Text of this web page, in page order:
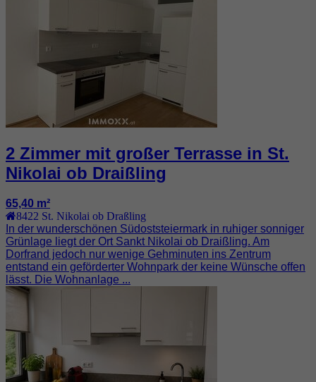
2 Zimmer mit großer Terrasse in St.
Nikolai ob Draißling
65,40 m²
8422 St. Nikolai ob Draßling
In der wunderschönen Südoststeiermark in ruhiger sonniger
Grünlage liegt der Ort Sankt Nikolai ob Draißling. Am
Dorfrand jedoch nur wenige Gehminuten ins Zentrum
entstand ein geförderter Wohnpark der keine Wünsche offen
lässt. Die Wohnanlage ...